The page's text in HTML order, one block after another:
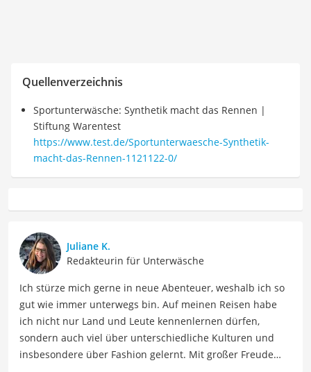
Quellenverzeichnis
Sportunterwäsche: Synthetik macht das Rennen |
Stiftung Warentest
https://www.test.de/Sportunterwaesche-Synthetik-
macht-das-Rennen-1121122-0/
Juliane K.
Redakteurin für Unterwäsche
Ich stürze mich gerne in neue Abenteuer, weshalb ich so
gut wie immer unterwegs bin. Auf meinen Reisen habe
ich nicht nur Land und Leute kennenlernen dürfen,
sondern auch viel über unterschiedliche Kulturen und
insbesondere über Fashion gelernt. Mit großer Freude